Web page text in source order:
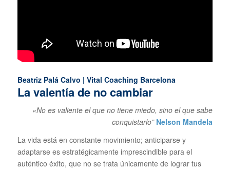
Beatriz Palá Calvo | Vital Coaching Barcelona
La valentía de no cambiar
«No es valiente el que no tiene miedo, sino el que sabe
conquistarlo” Nelson Mandela
La vida está en constante movimiento; anticiparse y
adaptarse es estratégicamente imprescindible para el
auténtico éxito, que no se trata únicamente de lograr tus